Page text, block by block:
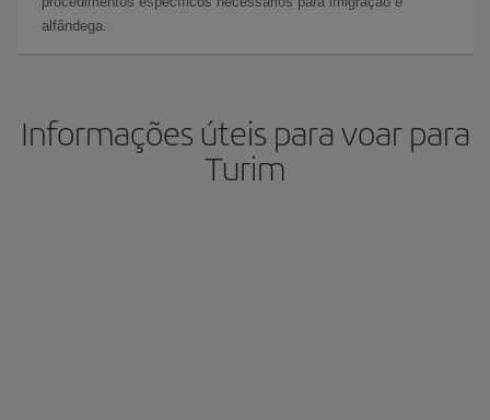
alfândega.
Informações úteis para voar para
Turim